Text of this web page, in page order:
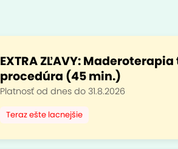
EXTRA ZĽAVY:
procedúra (45 min.)
Platnosť od dnes do 31.8.2026
Teraz ešte lacnejšie